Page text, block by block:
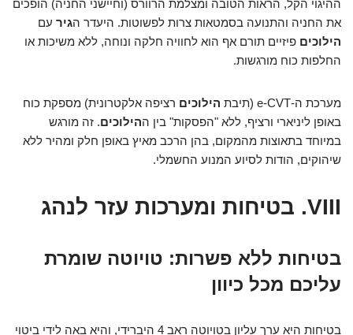
ההיגוי הקל, הראות הטובה ומצלמת הרוורס (וחיישני החניה) הופכים
את החניה והתנועה בסמטאות צרות לפשוטות. היעדר הגיר עם
הילוכים פיזיים תורם אף הוא לחוויה חלקה ונוחה, ללא משיכות או
החלפות כוח מורגשות.
מערכת ה-e-CVT (תיבת הילוכים רציפה אלקטרונית) מספקת כוח
באופן ליניארי ורציף, ללא "הפסקות" בין ההילוכים. זה מורגש
במיוחד בתאוצות מהמקום, בהן הרכב מאיץ באופן חלק ומהיר ללא
שיהוקים, הודות לסיוע המנוע החשמלי.
VIII. בטיחות ומערכות עזר לנהג
בטיחות ללא פשרות: טויוטה שומרת
עליכם מכל כיוון
בטיחות היא ערך עליון בטויוטה ראב 4 היברידי, והיא באה לידי ביטוי